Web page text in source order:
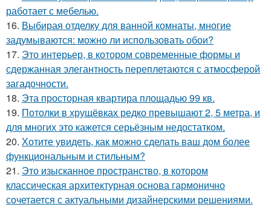
работает с мебелью.
16. Выбирая отделку для ванной комнаты, многие
задумываются: можно ли использовать обои?
17. Это интерьер, в котором современные формы и
сдержанная элегантность переплетаются с атмосферой
загадочности.
18. Эта просторная квартира площадью 99 кв.
19. Потолки в хрущёвках редко превышают 2, 5 метра, и
для многих это кажется серьёзным недостатком.
20. Хотите увидеть, как можно сделать ваш дом более
функциональным и стильным?
21. Это изысканное пространство, в котором
классическая архитектурная основа гармонично
сочетается с актуальными дизайнерскими решениями.